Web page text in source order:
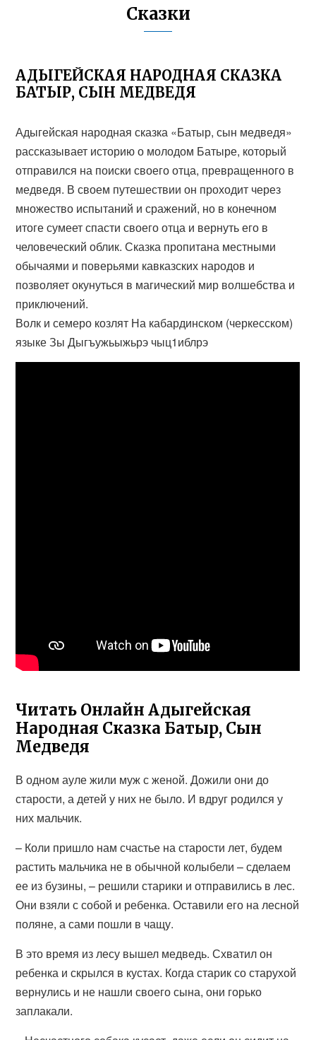
Сказки
АДЫГЕЙСКАЯ НАРОДНАЯ СКАЗКА
БАТЫР, СЫН МЕДВЕДЯ
Адыгейская народная сказка «Батыр, сын медведя»
рассказывает историю о молодом Батыре, который
отправился на поиски своего отца, превращенного в
медведя. В своем путешествии он проходит через
множество испытаний и сражений, но в конечном
итоге сумеет спасти своего отца и вернуть его в
человеческий облик. Сказка пропитана местными
обычаями и поверьями кавказских народов и
позволяет окунуться в магический мир волшебства и
приключений.
Волк и семеро козлят На кабардинском (черкесском)
языке Зы Дыгъужьыжьрэ чыц1иблрэ
Читать Онлайн Адыгейская
Народная Сказка Батыр, Сын
Медведя
В одном ауле жили муж с женой. Дожили они до
старости, а детей у них не было. И вдруг родился у
них мальчик.
– Коли пришло нам счастье на старости лет, будем
растить мальчика не в обычной колыбели – сделаем
ее из бузины, – решили старики и отправились в лес.
Они взяли с собой и ребенка. Оставили его на лесной
поляне, а сами пошли в чащу.
В это время из лесу вышел медведь. Схватил он
ребенка и скрылся в кустах. Когда старик со старухой
вернулись и не нашли своего сына, они горько
заплакали.